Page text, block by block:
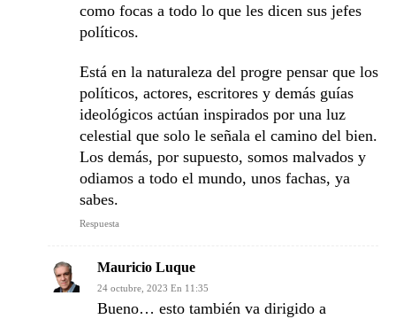
como focas a todo lo que les dicen sus jefes
políticos.
Está en la naturaleza del progre pensar que los
políticos, actores, escritores y demás guías
ideológicos actúan inspirados por una luz
celestial que solo le señala el camino del bien.
Los demás, por supuesto, somos malvados y
odiamos a todo el mundo, unos fachas, ya
sabes.
Respuesta
Mauricio Luque
24 octubre, 2023 En 11:35
Bueno… esto también va dirigido a